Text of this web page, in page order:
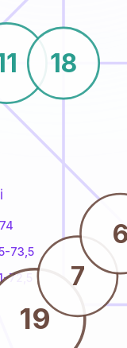
72,5
73,5
19
18
7
6